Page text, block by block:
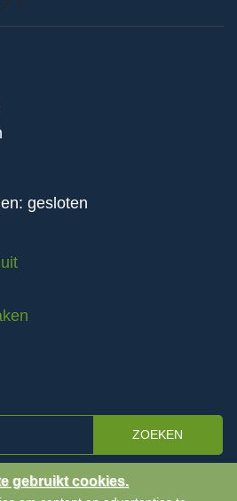
gesloten
ZOEKEN
gebruikt cookies.